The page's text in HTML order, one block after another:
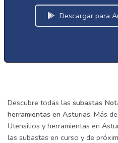
Descargar para
Descubre todas las subastas
herramientas en Asturias. Más
Utensilios y herramientas en
las subastas en curso y de